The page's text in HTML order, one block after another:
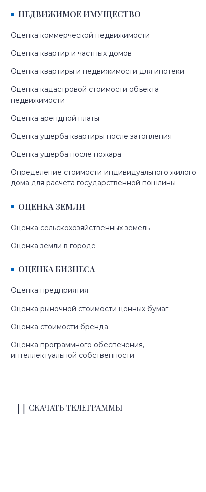
НЕДВИЖИМОЕ ИМУЩЕСТВО
Оценка коммерческой недвижимости
Оценка квартир и частных домов
Оценка квартиры и недвижимости для ипотеки
Оценка кадастровой стоимости объекта
недвижимости
Оценка арендной платы
Оценка ущерба квартиры после затопления
Оценка ущерба после пожара
Определение стоимости индивидуального жилого
дома для расчёта государственной пошлины
ОЦЕНКА ЗЕМЛИ
Оценка сельскохозяйственных земель
Оценка земли в городе
ОЦЕНКА БИЗНЕСА
Оценка предприятия
Оценка рыночной стоимости ценных бумаг
Оценка стоимости бренда
Оценка программного обеспечения,
интеллектуальной собственности
СКАЧАТЬ ТЕЛЕГРАММЫ